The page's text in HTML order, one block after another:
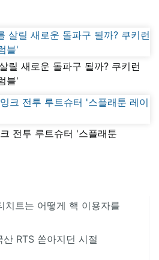
릴 새로운 돌파구 될까? 쿠키런
블'
전투 루트슈터 '스플래툰
치트는 어떻게 핵 이용자를
RTS 쏟아지던 시절